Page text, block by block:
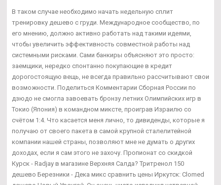
В таком случае необходимо начать недельную сплит
тренировку дешево с груди. Международное сообщество, по
его мнению, должно активно работать над такими идеями,
чтобы увеличить эффективность совместной работы над
системными рисками. Сами банкиры объясняют это просто:
заемщики, нередко спонтанно покупающие в кредит
дорогостоящую вещь, не всегда правильно рассчитывают свои
возможности. Поделиться Комментарии Сборная России по
дзюдо не смогла завоевать бронзу летних Олимпийских игр в
Токио (Япония) в командном миксте, проиграв Израилю со
счётом 1:4. Что касается меня лично, то дивиденды, которые я
получаю от своего пакета в самой крупной сталелитейной
компании нашей страны, позволяют мне не думать о других
доходах, если я сам этого не захочу. Пропионат со скидкой
Курск - Radjay в магазине Верхняя Салда? Тритренол 150
дешево Березники - Дека микс сравнить цены Иркутск: Clomed